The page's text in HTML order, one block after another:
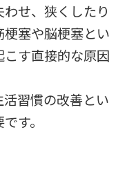
せ、狭くしたり
塞や脳梗塞とい
す直接的な原因
習慣の改善とい
す。